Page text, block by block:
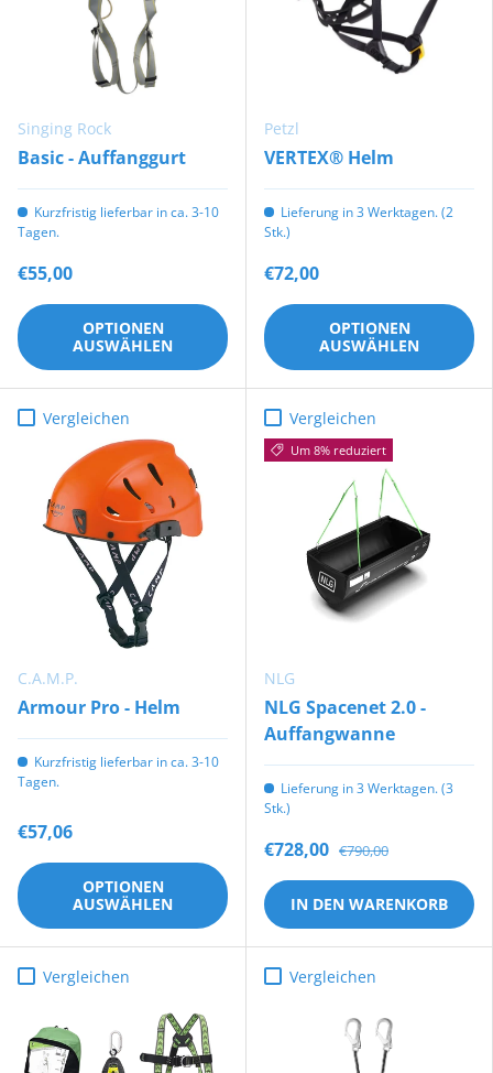
Singing Rock
Basic - Auffanggurt
Kurzfristig lieferbar in ca. 3-10
Tagen.
€55,00
OPTIONEN
AUSWÄHLEN
Petzl
VERTEX® Helm
Lieferung in 3 Werktagen. (2
Stk.)
€72,00
OPTIONEN
AUSWÄHLEN
Vergleichen
C.A.M.P.
Armour Pro - Helm
Kurzfristig lieferbar in ca. 3-10
Tagen.
€57,06
OPTIONEN
AUSWÄHLEN
Vergleichen
Um 8% reduziert
NLG
NLG Spacenet 2.0 -
Auffangwanne
Lieferung in 3 Werktagen. (3
Stk.)
€728,00 €790,00
IN DEN WARENKORB
Vergleichen Vergleichen